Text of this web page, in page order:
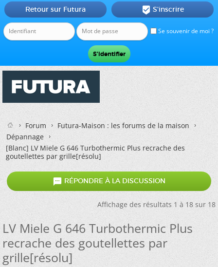
Se souvenir de moi ?
Retour sur Futura  S'inscrire
Forum
Futura-Maison : les forums de la maison
Dépannage
[Blanc]LV Miele G 646 Turbothermic Plus recrache des
goutellettes par grille[résolu]
 RÉPONDRE À LA DISCUSSION
Affichage des résultats 1 à 18 sur 18
LV Miele G 646 Turbothermic Plus
recrache des goutellettes par
grille[résolu]